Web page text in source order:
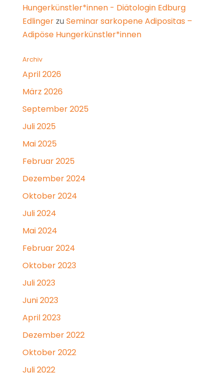
Hungerkünstler*innen - Diätologin Edburg
Edlingerzu Seminar sarkopene Adipositas –
Adipöse Hungerkünstler*innen
Archiv
April 2026
März 2026
September 2025
Juli 2025
Mai 2025
Februar 2025
Dezember 2024
Oktober 2024
Juli 2024
Mai 2024
Februar 2024
Oktober 2023
Juli 2023
Juni 2023
April 2023
Dezember 2022
Oktober 2022
Juli 2022